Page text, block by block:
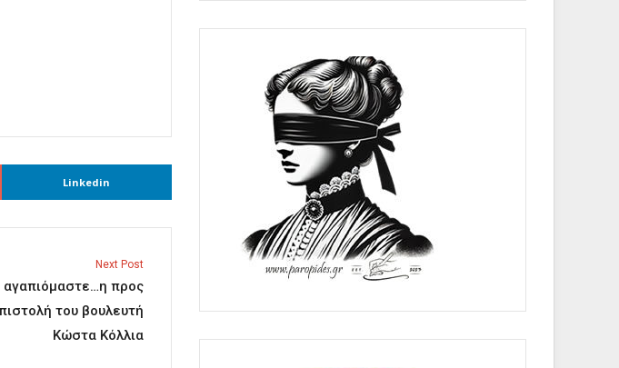
Linkedin
Next Post
αγαπιόμαστε…η προς
του βουλευτή
Κώστα Κόλλια